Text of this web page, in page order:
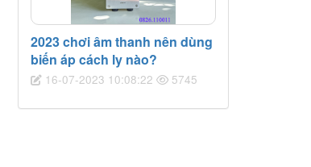
2023 chơi âm thanh nên dùng
biến áp cách ly nào?
16-07-2023 10:08:22 5745